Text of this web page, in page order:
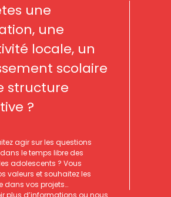
une
une
locale, un
scolaire
structure
?
agir sur les questions
le temps libre des
adolescents ? Vous
valeurs et souhaitez les
dans vos projets…